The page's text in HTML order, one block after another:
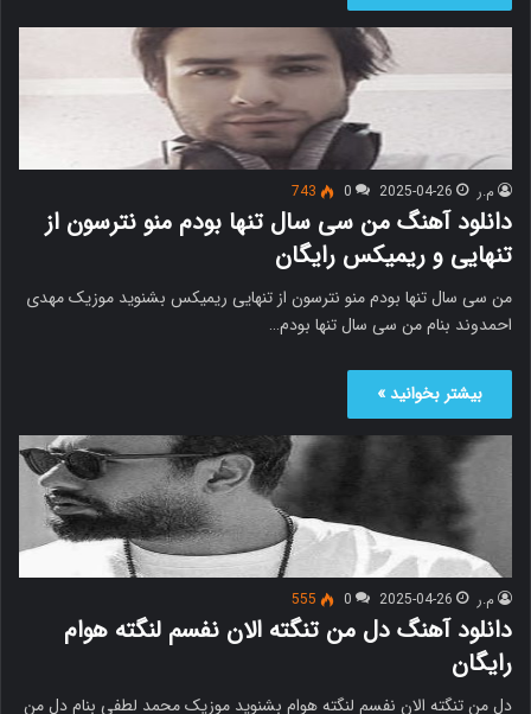
م.ر 2025-04-26
0
743
دانلود آهنگ من سی سال تنها بودم منو نترسون از
تنهایی و ریمیکس رایگان
من سی سال تنها بودم منو نترسون از تنهایی ریمیکس بشنوید موزیک مهدی
احمدوند بنام من سی سال تنها بودم…
بیشتر بخوانید »
م.ر 2025-04-26
0
555
دانلود آهنگ دل من تنگته الان نفسم لنگته هوام
رایگان
دل من تنگته الان نفسم لنگته هوام بشنوید موزیک محمد لطفی بنام دل من